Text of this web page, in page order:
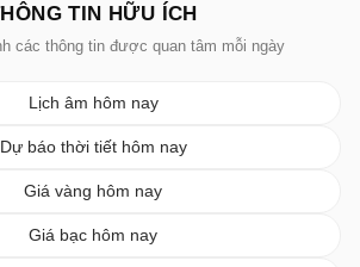
TIN HỮU ÍCH
các thông tin được quan tâm mỗi ngày
Lịch âm hôm nay
Dự báo thời tiết hôm nay
Giá vàng hôm nay
Giá bạc hôm nay